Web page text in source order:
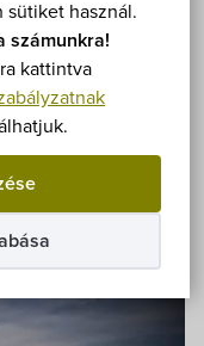
sütiket használ.
számunkra!
kattintva
langobard
lelet egy
övcsat, amely a
a VIII.
partról című
majd pedig